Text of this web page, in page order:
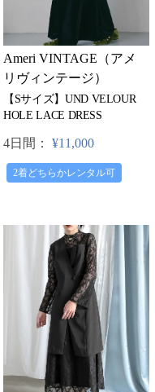
Ameri VINTAGE（アメ
リヴィンテージ）
【Sサイズ】UND VELOUR
HOLE LACE DRESS
4日間： ¥11,000
2着どちらかレンタル可